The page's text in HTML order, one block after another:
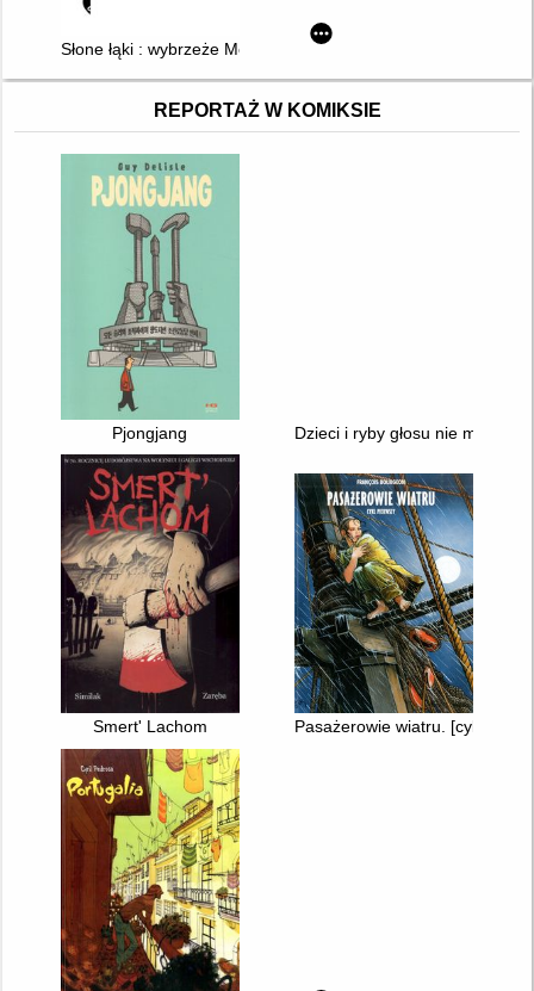
Słone łąki : wybrzeże Morza Północnego
REPORTAŻ W KOMIKSIE
Pjongjang Dzieci i ryby głosu nie mają
Smert' Lachom Pasażerowie wiatru. [cykl 1]